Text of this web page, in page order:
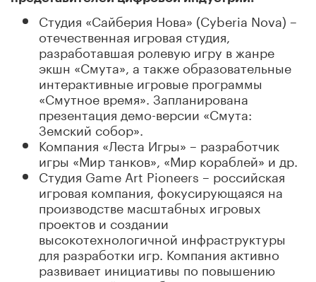
Студия «Сайберия Нова» (Cyberia Nova) –
отечественная игровая студия,
разработавшая ролевую игру в жанре
экшн «Смута», а также образовательные
интерактивные игровые программы
«Смутное время». Запланирована
презентация демо-версии «Смута:
Земский собор».
Компания «Леста Игры» – разработчик
игры «Мир танков», «Мир кораблей» и др.
Студия Game Art Pioneers – российская
игровая компания, фокусирующаяся на
производстве масштабных игровых
проектов и создании
высокотехнологичной инфраструктуры
для разработки игр. Компания активно
развивает инициативы по повышению